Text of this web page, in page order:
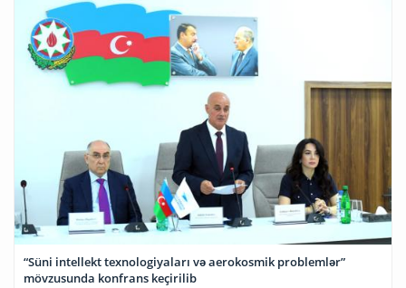
“Süni intellekt texnologiyaları və aerokosmik problemlər”
mövzusunda konfrans keçirilib